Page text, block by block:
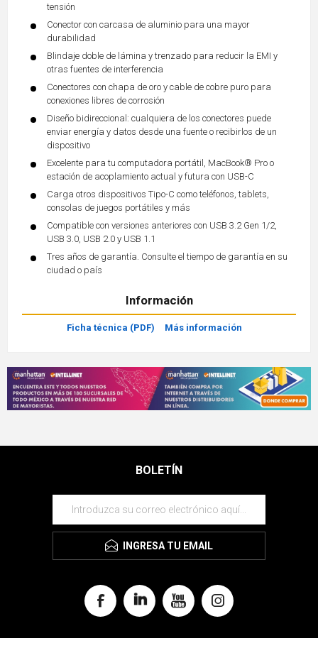
tensión
Conector con carcasa de aluminio para una mayor
durabilidad
Blindaje doble de lámina y trenzado para reducir la EMI y
otras fuentes de interferencia
Conectores con chapa de oro y cable de cobre puro para
conexiones libres de corrosión
Diseño bidireccional: cualquiera de los conectores puede
enviar energía y datos desde una fuente o recibirlos de un
dispositivo
Excelente para tu computadora portátil, MacBook® Pro o
estación de acoplamiento actual y futura con USB-C
Carga otros dispositivos Tipo-C como teléfonos, tablets,
consolas de juegos portátiles y más
Compatible con versiones anteriores con USB 3.2 Gen 1/2,
USB 3.0, USB 2.0 y USB 1.1
Tres años de garantía. Consulte el tiempo de garantía en su
ciudad o país
Información
Ficha técnica (PDF) Más información
BOLETÍN
INGRESA TU EMAIL